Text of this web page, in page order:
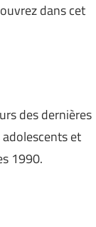
dans cet
des dernières
et
1990.